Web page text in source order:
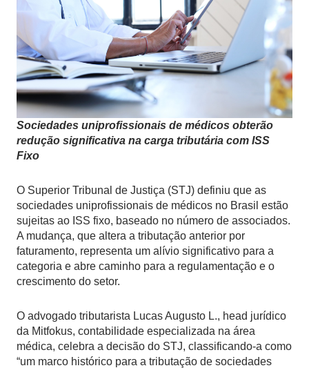
Sociedades uniprofissionais de médicos obterão
redução significativa na carga tributária com ISS
Fixo
O Superior Tribunal de Justiça (STJ) definiu que as
sociedades uniprofissionais de médicos no Brasil estão
sujeitas ao ISS fixo, baseado no número de associados.
A mudança, que altera a tributação anterior por
faturamento, representa um alívio significativo para a
categoria e abre caminho para a regulamentação e o
crescimento do setor.
O advogado tributarista Lucas Augusto L., head jurídico
da Mitfokus, contabilidade especializada na área
médica, celebra a decisão do STJ, classificando-a como
“um marco histórico para a tributação de sociedades